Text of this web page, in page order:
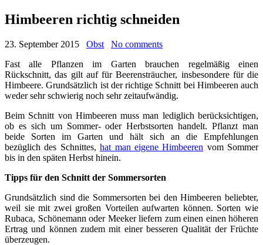
Himbeeren richtig schneiden
23. September 2015 Obst
No comments
Fast alle Pflanzen im Garten brauchen regelmäßig einen
Rückschnitt, das gilt auf für Beerensträucher, insbesondere für die
Himbeere. Grundsätzlich ist der richtige Schnitt bei Himbeeren auch
weder sehr schwierig noch sehr zeitaufwändig.
Beim Schnitt von Himbeeren muss man lediglich berücksichtigen,
ob es sich um Sommer- oder Herbstsorten handelt. Pflanzt man
beide Sorten im Garten und hält sich an die Empfehlungen
bezüglich des Schnittes,hat man eigene Himbeeren vom Sommer
bis in den späten Herbst hinein.
Tipps für den Schnitt der Sommersorten
Grundsätzlich sind die Sommersorten bei den Himbeeren beliebter,
weil sie mit zwei großen Vorteilen aufwarten können. Sorten wie
Rubaca, Schönemann oder Meeker liefern zum einen einen höheren
Ertrag und können zudem mit einer besseren Qualität der Früchte
überzeugen.